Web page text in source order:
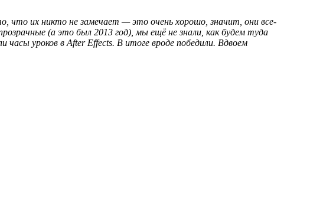
что их никто не замечает — это очень хорошо, значит, они все-
(а это был 2013 год), мы ещё не знали, как будем туда
часы уроков в After Effects. В итоге вроде победили. Вдвоем